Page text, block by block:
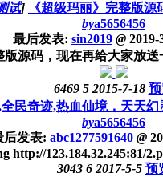
试]
《超级玛丽》完整版源
bya5656456
最后发表: sin2019 @ 2019-
源码，现在再给大家放
6469 5 2015-7-18
民奇迹,热血仙境，天天
bya5656456
后发表: abc1277591640 @
http://123.184.32.245:81/
3043 6 2017-5-5 预